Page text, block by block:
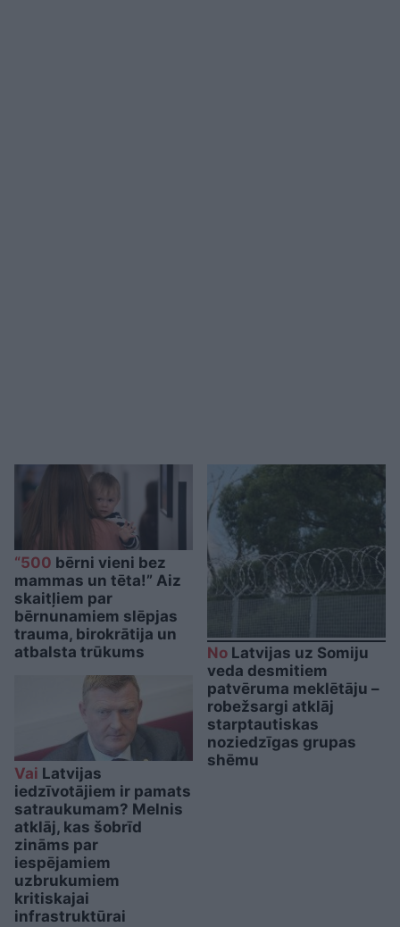
“500 bērni vieni bez
mammas un tēta!” Aiz
skaitļiem par
bērnunamiem slēpjas
trauma, birokrātija un
atbalsta trūkums
Vai Latvijas
iedzīvotājiem ir pamats
satraukumam? Melnis
atklāj, kas šobrīd
zināms par
iespējamiem
uzbrukumiem
kritiskajai
infrastruktūrai
No Latvijas uz Somiju
veda desmitiem
patvēruma meklētāju –
robežsargi atklāj
starptautiskas
noziedzīgas grupas
shēmu